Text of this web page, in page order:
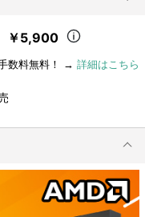
￥5,900
数料無料！ → 詳細はこちら